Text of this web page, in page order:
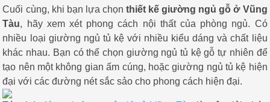
Cuối cùng, khi bạn lựa chọn thiết kế giường ngủ gỗ ở Vũng
Tàu, hãy xem xét phong cách nội thất của phòng ngủ. Có
nhiều loại giường ngủ tủ kệ với nhiều kiểu dáng và chất liệu
khác nhau. Bạn có thể chọn giường ngủ tủ kệ gỗ tự nhiên để
tạo nên một không gian ấm cúng, hoặc giường ngủ tủ kệ hiện
đại với các đường nét sắc sảo cho phong cách hiện đại.